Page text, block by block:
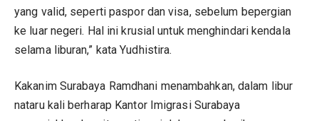
yang valid, seperti paspor dan visa, sebelum bepergian
ke luar negeri. Hal ini krusial untuk menghindari kendala
selama liburan,” kata Yudhistira.
Kakanim Surabaya Ramdhani menambahkan, dalam libur
nataru kali berharap Kantor Imigrasi Surabaya